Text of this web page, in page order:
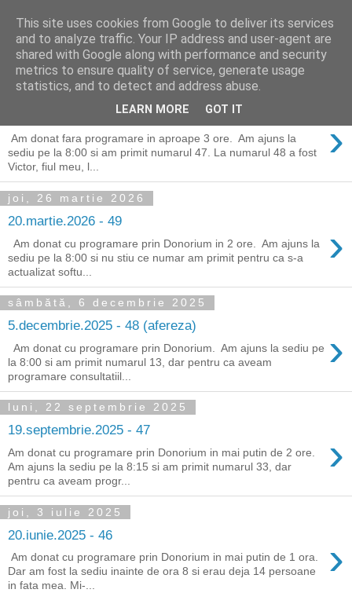
Alin Dosoniu - blog
vineri, 24 iulie 2026
24.iulie.2026 - 50 / 1 ›
Am donat fara programare in aproape 3 ore. Am ajuns la
sediu pe la 8:00 si am primit numarul 47. La numarul 48 a fost
Victor, fiul meu, l...
joi, 26 martie 2026
20.martie.2026 - 49 ›
Am donat cu programare prin Donorium in 2 ore. Am ajuns la
sediu pe la 8:00 si nu stiu ce numar am primit pentru ca s-a
actualizat softu...
sâmbătă, 6 decembrie 2025
5.decembrie.2025 - 48 (afereza) ›
Am donat cu programare prin Donorium. Am ajuns la sediu pe
la 8:00 si am primit numarul 13, dar pentru ca aveam
programare consultatiil...
luni, 22 septembrie 2025
19.septembrie.2025 - 47 ›
Am donat cu programare prin Donorium in mai putin de 2 ore.
Am ajuns la sediu pe la 8:15 si am primit numarul 33, dar
pentru ca aveam progr...
joi, 3 iulie 2025
20.iunie.2025 - 46 ›
Am donat cu programare prin Donorium in mai putin de 1 ora.
Dar am fost la sediu inainte de ora 8 si erau deja 14 persoane
in fata mea. Mi-...
This site uses cookies from Google to deliver its services
and to analyze traffic. Your IP address and user-agent are
shared with Google along with performance and security
metrics to ensure quality of service, generate usage
statistics, and to detect and address abuse.
LEARN MORE GOT IT